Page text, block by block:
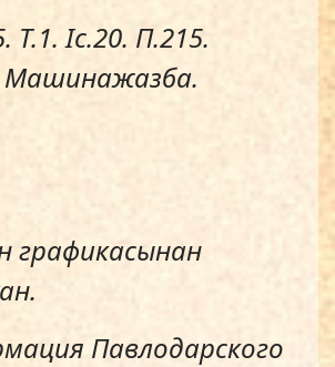
Іс.20. П.215.
Машинажазба.
графикасынан
Павлодарского